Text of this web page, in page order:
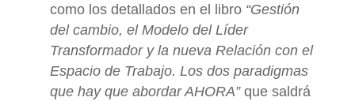
como los detallados en el libro “Gestión
del cambio, el Modelo del Líder
Transformador y la nueva Relación con el
Espacio de Trabajo. Los dos paradigmas
que hay que abordar AHORA”que saldrá